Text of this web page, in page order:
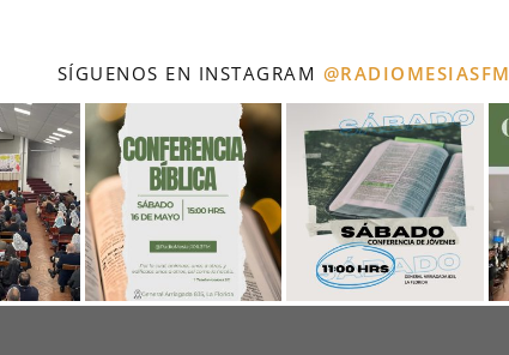
SÍGUENOS EN INSTAGRAM @RADIOMESIASFM